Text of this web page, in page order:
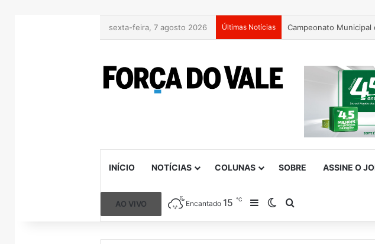
sexta-feira, 7 agosto 2026 Últimas Notícias Campeonato Municipal
INÍCIO NOTÍCIAS COLUNAS SOBRE ASSINE O
AO VIVO Encantado 15℃ Barra Lateral
Switch skin